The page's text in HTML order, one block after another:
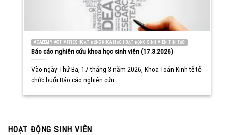
ACADEMY ACTIVITIES HOẠT ĐỘNG KHOA HỌC HOẠT ĐỘNG SINH VIÊN TIN TỨC
Báo cáo nghiên cứu khoa học sinh viên (17.3.2026)
Vào ngày Thứ Ba, 17 tháng 3 năm 2026, Khoa Toán Kinh tế tổ
chức buổi Báo cáo nghiên cứu ... ...
HOẠT ĐỘNG SINH VIÊN